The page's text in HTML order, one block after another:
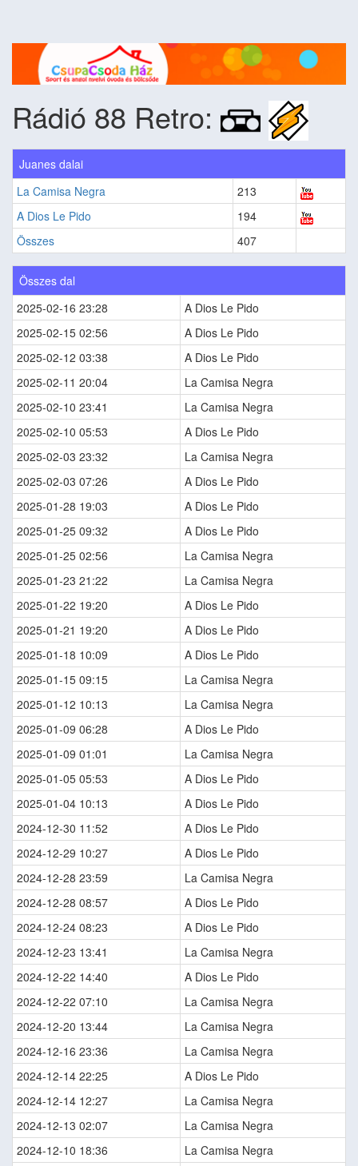
Rádió 88 Retro:
Juanes dalai
La Camisa Negra
213
A Dios Le Pido
194
Összes
407
Összes dal
2025-02-16 23:28
A Dios Le Pido
2025-02-15 02:56
A Dios Le Pido
2025-02-12 03:38
A Dios Le Pido
2025-02-11 20:04
La Camisa Negra
2025-02-10 23:41
La Camisa Negra
2025-02-10 05:53
A Dios Le Pido
2025-02-03 23:32
La Camisa Negra
2025-02-03 07:26
A Dios Le Pido
2025-01-28 19:03
A Dios Le Pido
2025-01-25 09:32
A Dios Le Pido
2025-01-25 02:56
La Camisa Negra
2025-01-23 21:22
La Camisa Negra
2025-01-22 19:20
A Dios Le Pido
2025-01-21 19:20
A Dios Le Pido
2025-01-18 10:09
A Dios Le Pido
2025-01-15 09:15
La Camisa Negra
2025-01-12 10:13
La Camisa Negra
2025-01-09 06:28
A Dios Le Pido
2025-01-09 01:01
La Camisa Negra
2025-01-05 05:53
A Dios Le Pido
2025-01-04 10:13
A Dios Le Pido
2024-12-30 11:52
A Dios Le Pido
2024-12-29 10:27
A Dios Le Pido
2024-12-28 23:59
La Camisa Negra
2024-12-28 08:57
A Dios Le Pido
2024-12-24 08:23
A Dios Le Pido
2024-12-23 13:41
La Camisa Negra
2024-12-22 14:40
A Dios Le Pido
2024-12-22 07:10
La Camisa Negra
2024-12-20 13:44
La Camisa Negra
2024-12-16 23:36
La Camisa Negra
2024-12-14 22:25
A Dios Le Pido
2024-12-14 12:27
La Camisa Negra
2024-12-13 02:07
La Camisa Negra
2024-12-10 18:36
La Camisa Negra